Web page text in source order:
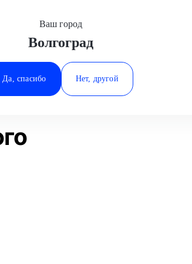
Минеральные Воды
Ростов-на-Дону
Ставрополь
Ваш город
Волгоград
Да, спасибо Нет, другой
приводного ремня